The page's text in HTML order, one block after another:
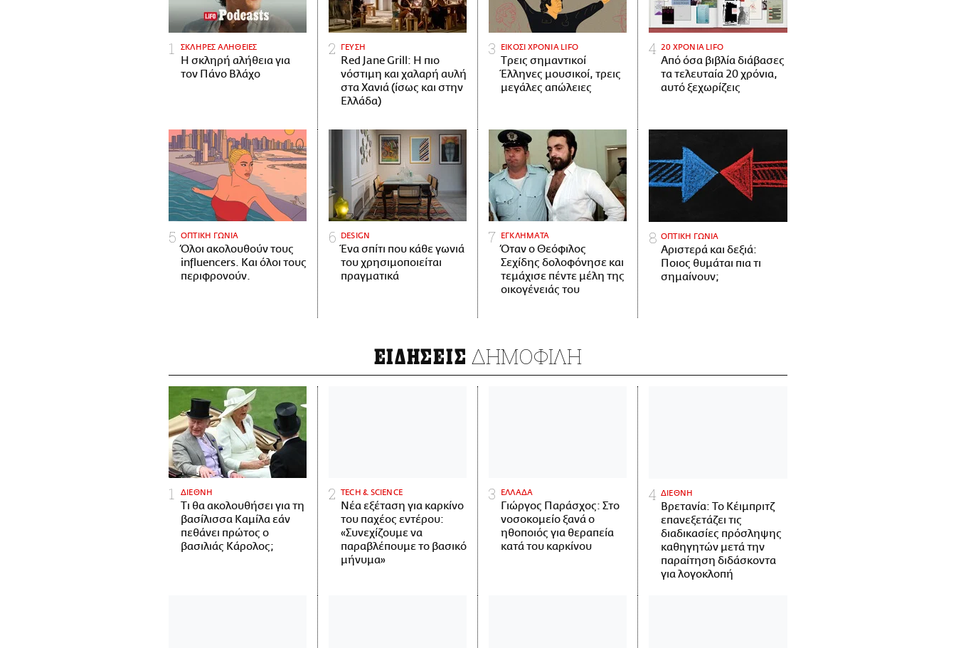
ΣΚΛΗΡΕΣ ΑΛΗΘΕΙΕΣ
H σκληρή αλήθεια για
τον Πάνο Βλάχο
ΓΕΥΣΗ
Red Jane Grill: Η πιο
νόστιμη και χαλαρή αυλή
στα Χανιά (ίσως και στην
Ελλάδα)
ΕΙΚΟΣΙ ΧΡΟΝΙΑ LIFO
Tρεις σημαντικοί
Έλληνες μουσικοί, τρεις
μεγάλες απώλειες
20 ΧΡΟΝΙΑ LIFO
Από όσα βιβλία διάβασες
τα τελευταία 20 χρόνια,
αυτό ξεχωρίζεις
ΟΠΤΙΚΗ ΓΩΝΙΑ
Όλοι ακολουθούν τους
influencers. Και όλοι τους
περιφρονούν.
DESIGN
Ένα σπίτι που κάθε γωνιά
του χρησιμοποιείται
πραγματικά
ΕΓΚΛΗΜΑΤΑ
Όταν ο Θεόφιλος
Σεχίδης δολοφόνησε και
τεμάχισε πέντε μέλη της
οικογένειάς του
ΟΠΤΙΚΗ ΓΩΝΙΑ
Αριστερά και δεξιά:
Ποιος θυμάται πια τι
σημαίνουν;
ΕΙΔΗΣΕΙΣ ΔΗΜΟΦΙΛΗ
ΔΙΕΘΝΗ
Τι θα ακολουθήσει για τη
βασίλισσα Καμίλα εάν
πεθάνει πρώτος ο
βασιλιάς Κάρολος;
ΤECH & SCIENCE
Νέα εξέταση για καρκίνο
του παχέος εντέρου:
«Συνεχίζουμε να
παραβλέπουμε το βασικό
μήνυμα»
ΕΛΛΑΔΑ
Γιώργος Παράσχος: Στο
νοσοκομείο ξανά ο
ηθοποιός για θεραπεία
κατά του καρκίνου
ΔΙΕΘΝΗ
Βρετανία: Το Κέιμπριτζ
επανεξετάζει τις
διαδικασίες πρόσληψης
καθηγητών μετά την
παραίτηση διδάσκοντα
για λογοκλοπή